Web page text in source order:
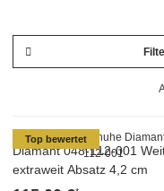
Top bewertet
Diamant 048-112-001
extraweit Absatz 4,2 cm